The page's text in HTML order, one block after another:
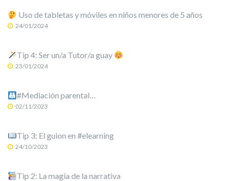
Uso de tabletas y móviles en niños menores de 5 años
24/01/2024
Tip 4: Ser un/a Tutor/a guay
23/01/2024
#Mediación parental…
02/11/2023
Tip 3: El guion en #elearning
24/10/2023
Tip 2: La magia de la narrativa